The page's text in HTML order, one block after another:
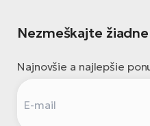
Nezmeškajte
Najnovšie a najlepšie